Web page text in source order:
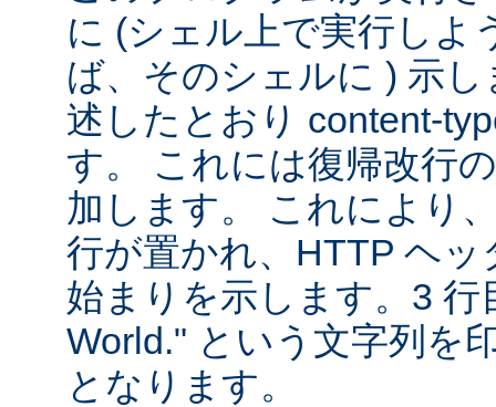
に (シェル上で実行しよ
ば、そのシェルに ) 示
述したとおり content-
す。 これには復帰改行
加します。 これにより
行が置かれ、HTTP ヘ
始まりを示します。3 行
World." という文字列を
となります。